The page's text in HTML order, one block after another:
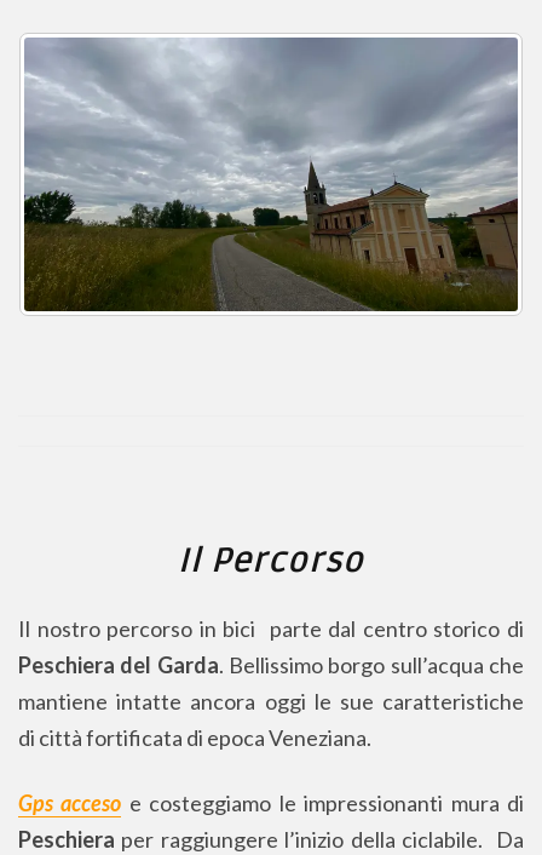
Il Percorso
Il nostro percorso in bici parte dal centro storico di
Peschiera del Garda. Bellissimo borgo sull’acqua che
mantiene intatte ancora oggi le sue caratteristiche
di città fortificata di epoca Veneziana.
Gps acceso e costeggiamo le impressionanti mura di
Peschiera per raggiungere l’inizio della ciclabile. Da